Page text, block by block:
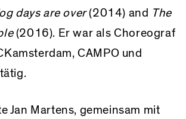
days are over(2014) and The
(2016). Er war als Choreograf
CAMPO und
Jan Martens, gemeinsam mit